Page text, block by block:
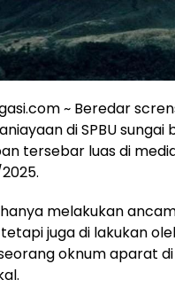
~ Beredar
di SPBU sungai
tersebar luas di
melakukan
juga di lakukan
oknum aparat